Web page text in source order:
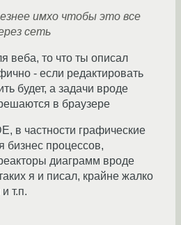
имхо чтобы это все
сеть
веба, то что ты описал
- если редактировать
будет, а задачи вроде
в браузере
в частности графические
бизнес процессов,
диаграмм вроде
я и писал, крайне жалко
т.п.